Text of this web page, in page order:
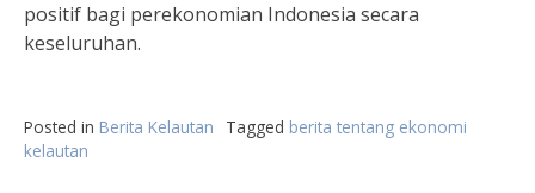
positif bagi perekonomian Indonesia secara
keseluruhan.
Posted in Berita Kelautan Tagged berita tentang ekonomi
kelautan